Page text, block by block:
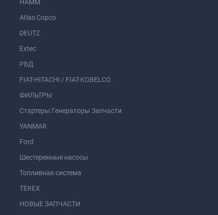
HAMM
Atlas Copco
DEUTZ
Extec
РВД
FIAT-HITACHI / FIAT-KOBELCO
ФИЛЬТРЫ
Стартеры Генераторы Запчасти
YANMAR
Ford
Шестеренные насосы
Топливная система
TEREX
НОВЫЕ ЗАПЧАСТИ